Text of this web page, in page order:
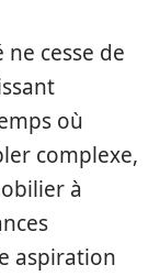
cesse de
où
complexe,
à
aspiration